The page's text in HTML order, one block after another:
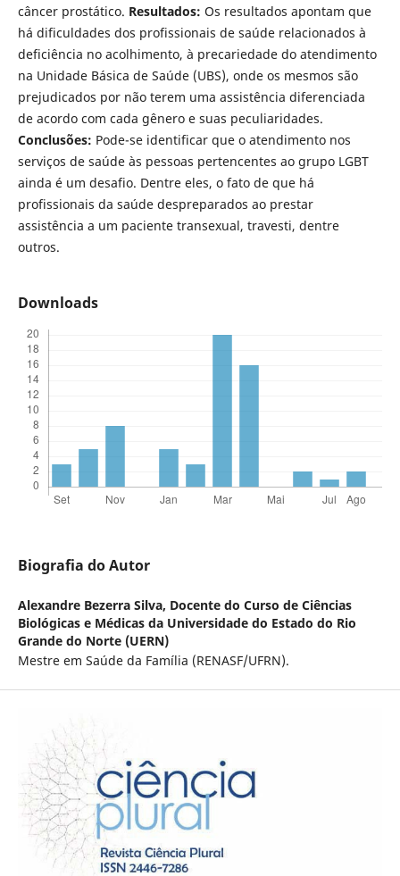
câncer prostático. Resultados: Os resultados apontam que
há dificuldades dos profissionais de saúde relacionados à
deficiência no acolhimento, à precariedade do atendimento
na Unidade Básica de Saúde (UBS), onde os mesmos são
prejudicados por não terem uma assistência diferenciada
de acordo com cada gênero e suas peculiaridades.
Conclusões: Pode-se identificar que o atendimento nos
serviços de saúde às pessoas pertencentes ao grupo LGBT
ainda é um desafio. Dentre eles, o fato de que há
profissionais da saúde despreparados ao prestar
assistência a um paciente transexual, travesti, dentre
outros.
Downloads
Biografia do Autor
Alexandre Bezerra Silva, Docente do Curso de Ciências
Biológicas e Médicas da Universidade do Estado do Rio
Grande do Norte (UERN)
Mestre em Saúde da Família (RENASF/UFRN).